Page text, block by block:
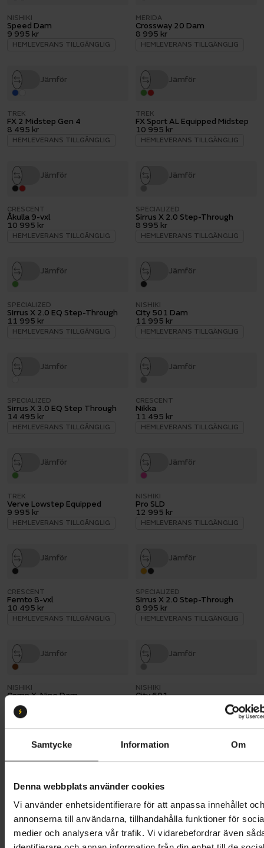
Samtycke Information Om
Denna webbplats använder cookies
Vi använder enhetsidentifierare för att anpassa innehållet och
annonserna till användarna, tillhandahålla funktioner för
medier och analysera vår trafik. Vi vidarebefordrar även
NISHIKI
Speed Dam
9 995 kr
HEMLEVERANS TILLGÄNGLIG
MERIDA
Crossway 20 Dam
8 995 kr
HEMLEVERANS TILLGÄNGLIG
Jämför
TREK
FX 2 Midstep Gen 4
8 495 kr
HEMLEVERANS TILLGÄNGLIG
Jämför
TREK
FX Sport AL Equipped Midstep
10 995 kr
HEMLEVERANS TILLGÄNGLIG
Jämför
CRESCENT
Åkulla 9-vxl
10 995 kr
HEMLEVERANS TILLGÄNGLIG
Jämför
SPECIALIZED
Sirrus X 2.0 Step-Through
8 995 kr
HEMLEVERANS TILLGÄNGLIG
Jämför
SPECIALIZED
Sirrus X 2.0 EQ Step-Through
11 995 kr
HEMLEVERANS TILLGÄNGLIG
Jämför
NISHIKI
City 501 Dam
11 995 kr
HEMLEVERANS TILLGÄNGLIG
Jämför
SPECIALIZED
Sirrus X 3.0 EQ Step Through
14 495 kr
HEMLEVERANS TILLGÄNGLIG
Jämför
CRESCENT
Nikka
11 495 kr
HEMLEVERANS TILLGÄNGLIG
Jämför
TREK
Verve Lowstep Equipped
9 995 kr
HEMLEVERANS TILLGÄNGLIG
Jämför
NISHIKI
Pro SLD
12 995 kr
HEMLEVERANS TILLGÄNGLIG
Jämför
CRESCENT
Femto 8-vxl
10 495 kr
HEMLEVERANS TILLGÄNGLIG
Jämför
SPECIALIZED
Sirrus X 2.0 Step-Through
8 995 kr
HEMLEVERANS TILLGÄNGLIG
Jämför
NISHIKI
Comp X-Nine Dam
10 995 kr
HEMLEVERANS TILLGÄNGLIG
Jämför
NISHIKI
City 601
HEMLEVERANS TILLGÄNGLIG
Jämför
SKEPPSHULT
Elit Dam, 7-vxl
11 895 kr
HEMLEVERANS TILLGÄNGLIG
Jämför
NISHIKI
XC Five dam
11 995 kr
HEMLEVERANS TILLGÄNGLIG